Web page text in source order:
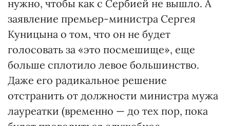
нужно, чтобы как с Сербией не вышло. А
заявление премьер-министра Сергея
Куницына о том, что он не будет
голосовать за «это посмешище», еще
больше сплотило левое большинство.
Даже его радикальное решение
отстранить от должности министра мужа
лауреатки (временно — до тех пор, пока